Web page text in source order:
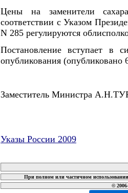
Цены на заменители
соответствии с Указом
N 285 регулируются
Постановление вступает в
опубликования (опубликовано
Заместитель Министра
Указы России 2009
При полном или частичном
©